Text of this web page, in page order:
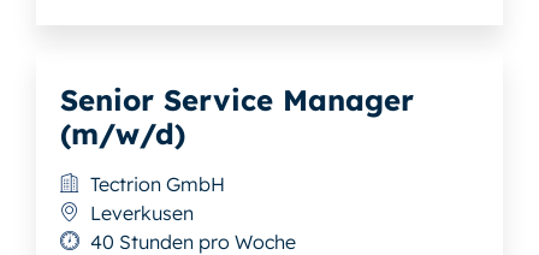
Senior Service Manager
(m/w/d)
Tectrion GmbH
Leverkusen
40 Stunden pro Woche